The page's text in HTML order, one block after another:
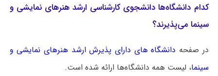
کدام دانشگاه‌ها دانشجوی کارشناسی ارشد هنرهای نمایشی و
سینما می‌پذیرند؟
در صفحه دانشگاه های دارای پذیرش ارشد هنرهای نمایشی و
سینما، لیست همه دانشگاه‌ها ارائه شده است.